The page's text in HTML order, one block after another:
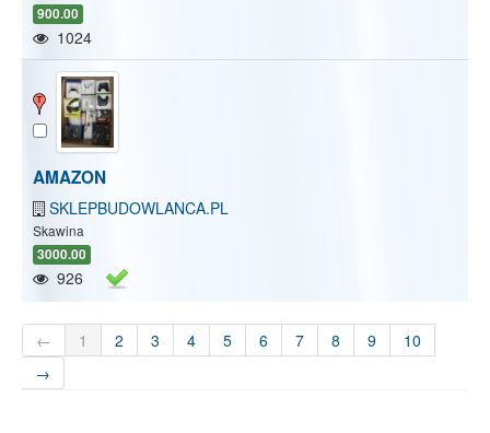
900.00
1024
AMAZON
SKLEPBUDOWLANCA.PL
Skawina
3000.00
926
← 1 2 3 4 5 6 7 8 9
10
→